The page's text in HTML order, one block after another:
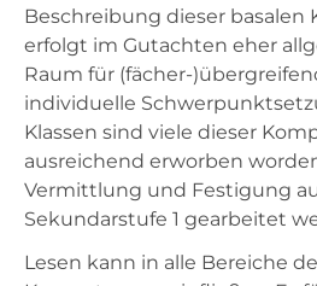
Beschreibung dieser basalen
erfolgt im Gutachten eher
Raum für (fächer-
individuelle
Klassen sind viele dieser
ausreichend erworben
Vermittlung und Festigung
Sekundarstufe 1 gearbeitet
Lesen kann in alle Bereiche